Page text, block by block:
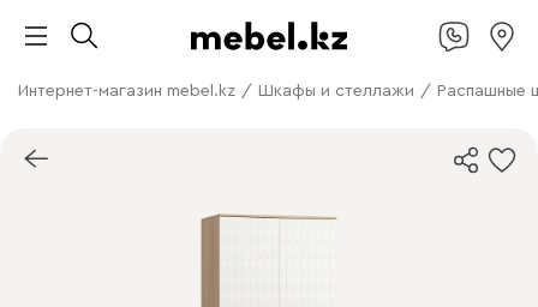
Интернет-магазин mebel.kz / Шкафы и стеллажи / Распашные